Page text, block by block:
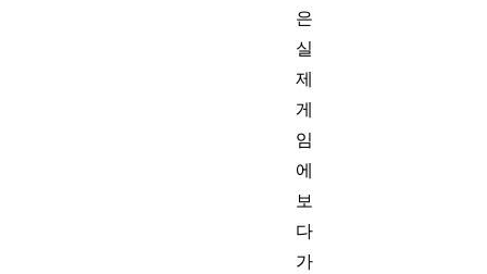
은
실
제
게
임
에
보
다
가